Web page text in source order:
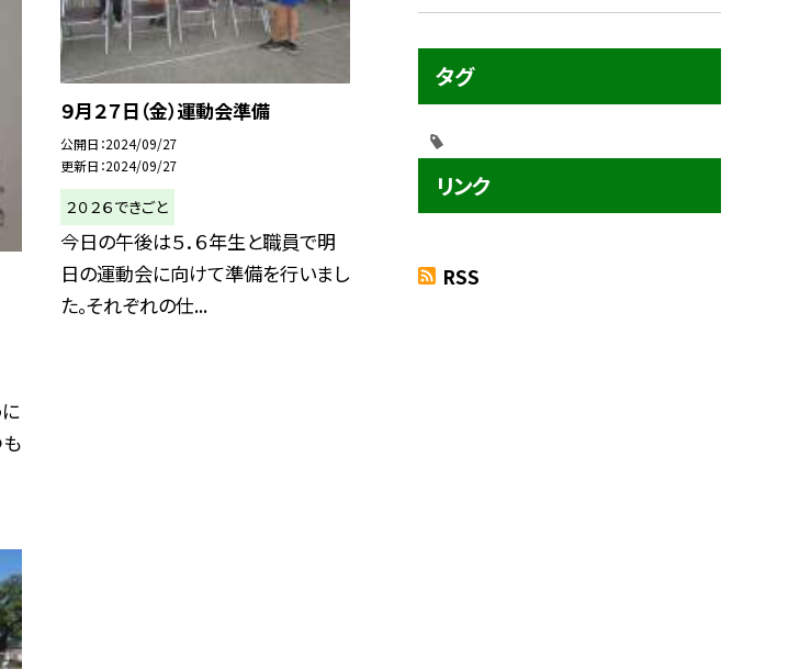
９月２７日（金）運動会準備
公開日 2024/09/27
更新日 2024/09/27
２０２６できごと
今日の午後は５．６年生と職員で明
日の運動会に向けて準備を行いまし
た。それぞれの仕...
タグ
リンク
RSS